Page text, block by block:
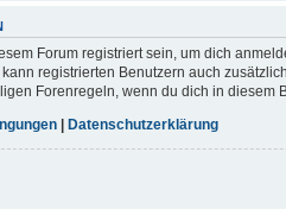
Forum registriert sein, um dich
registrierten Benutzern auch
Forenregeln, wenn du dich in diesem
Datenschutzerklärung